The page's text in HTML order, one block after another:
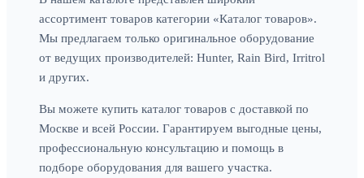
ассортимент товаров категории «Каталог товаров».
Мы предлагаем только оригинальное оборудование
от ведущих производителей: Hunter, Rain Bird, Irritrol
и других.
Вы можете купить каталог товаров с доставкой по
Москве и всей России. Гарантируем выгодные цены,
профессиональную консультацию и помощь в
подборе оборудования для вашего участка.